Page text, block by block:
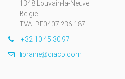
1348 Louvain-la-Neuve
België
TVA: BE0407.236.187
+32 10 45 30 97
librairie@ciaco.com